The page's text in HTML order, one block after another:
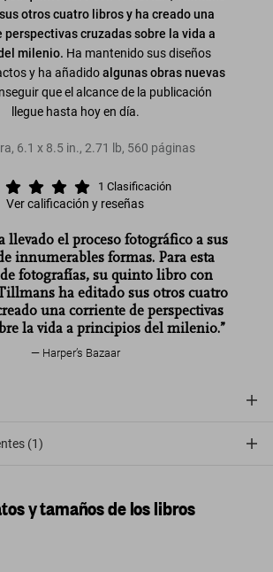
otros cuatro libros y ha creado una
perspectivas cruzadas sobre la vida a
milenio. Ha mantenido sus diseños
y ha añadidoalgunas obras nuevas
que el alcance de la publicación
llegue hasta hoy en día.
, 6.1 x 8.5 in., 2.71 lb, 560 páginas
1 Clasificación
Ver calificación y reseñas
llevado el proceso fotográfico a sus
innumerables formas. Para esta
fotografías, su quinto libro con
ha editado sus otros cuatro
una corriente de perspectivas
la vida a principios del milenio.”
Harper’s Bazaar
(1)
y tamaños de los libros